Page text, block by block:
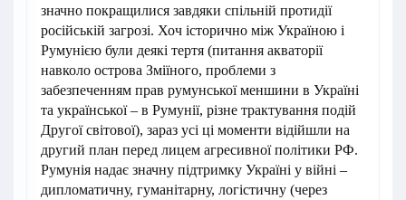
значно покращилися завдяки спільній протидії
російській загрозі. Хоч історично між Україною і
Румунією були деякі тертя (питання акваторії
навколо острова Зміїного, проблеми з
забезпеченням прав румунської меншини в Україні
та української – в Румунії, різне трактування подій
Другої світової), зараз усі ці моменти відійшли на
другий план перед лицем агресивної політики РФ.
Румунія надає значну підтримку Україні у війні –
дипломатичну, гуманітарну, логістичну (через